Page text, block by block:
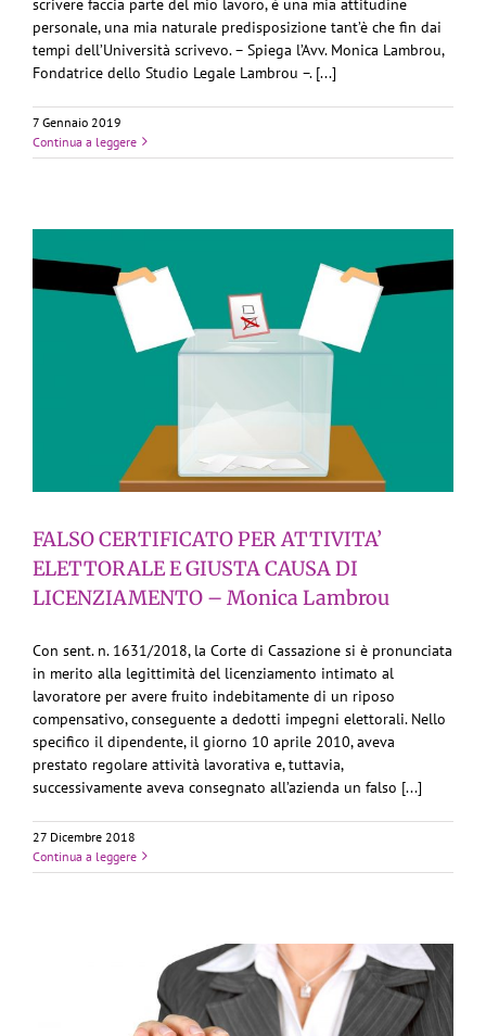
scrivere faccia parte del mio lavoro, è una mia attitudine
personale, una mia naturale predisposizione tant’è che fin dai
tempi dell’Università scrivevo. – Spiega l’Avv. Monica Lambrou,
Fondatrice dello Studio Legale Lambrou –. [...]
7 Gennaio 2019
Continua a leggere
FALSO CERTIFICATO PER ATTIVITA’
ELETTORALE E GIUSTA CAUSA DI
LICENZIAMENTO – Monica Lambrou
Con sent. n. 1631/2018, la Corte di Cassazione si è pronunciata
in merito alla legittimità del licenziamento intimato al
lavoratore per avere fruito indebitamente di un riposo
compensativo, conseguente a dedotti impegni elettorali. Nello
specifico il dipendente, il giorno 10 aprile 2010, aveva
prestato regolare attività lavorativa e, tuttavia,
successivamente aveva consegnato all’azienda un falso [...]
27 Dicembre 2018
Continua a leggere